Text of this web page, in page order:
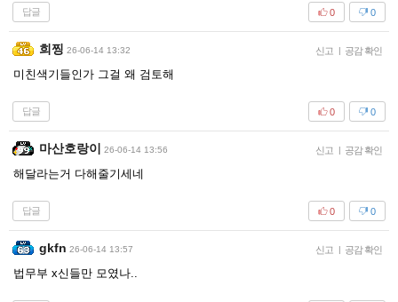
답글 0
0
희찡 26-06-14 13:32 신고 | 공감 확인
미친색기들인가 그걸 왜 검토해
답글 0
0
마산호랑이 26-06-14 13:56 신고 | 공감 확인
해달라는거 다해줄기세네
답글 0
0
gkfn 26-06-14 13:57 신고 | 공감 확인
법무부 x신들만 모였나..